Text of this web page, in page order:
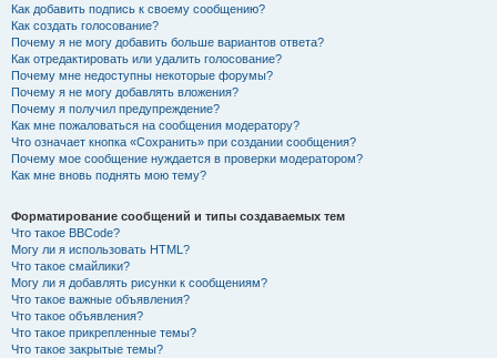
Как добавить подпись к своему сообщению?
Как создать голосование?
Почему я не могу добавить больше вариантов ответа?
Как отредактировать или удалить голосование?
Почему мне недоступны некоторые форумы?
Почему я не могу добавлять вложения?
Почему я получил предупреждение?
Как мне пожаловаться на сообщения модератору?
Что означает кнопка «Сохранить» при создании сообщения?
Почему мое сообщение нуждается в проверки модератором?
Как мне вновь поднять мою тему?
Форматирование сообщений и типы создаваемых тем
Что такое BBCode?
Могу ли я использовать HTML?
Что такое смайлики?
Могу ли я добавлять рисунки к сообщениям?
Что такое важные объявления?
Что такое объявления?
Что такое прикрепленные темы?
Что такое закрытые темы?